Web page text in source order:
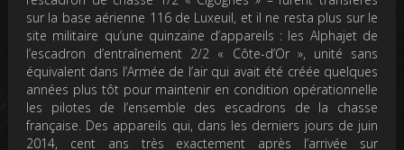
sur la base aérienne 116 de Luxeuil, et il ne resta plus sur le
site militaire qu’une quinzaine d’appareils : les Alphajet de
l’escadron d’entraînement 2/2 « Côte-d’Or », unité sans
équivalent dans l’Armée de l’air qui avait été créée quelques
années plus tôt pour maintenir en condition opérationnelle
les pilotes de l’ensemble des escadrons de la chasse
française. Des appareils qui, dans les derniers jours de juin
2014, cent ans très exactement après l’arrivée sur